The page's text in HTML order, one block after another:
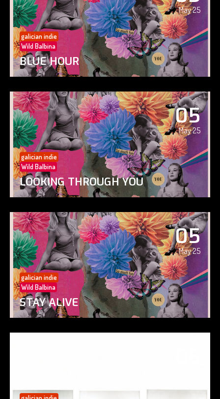
May 25
galician indie
Wild Balbina
BLUE HOUR
05
May 25
galician indie
Wild Balbina
LOOKING THROUGH YOU
05
May 25
galician indie
Wild Balbina
STAY ALIVE